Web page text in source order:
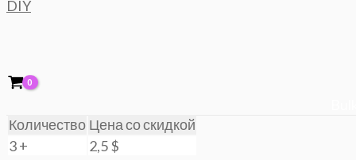
DIY
Количество Цена со скидкой
3 +
2,5$